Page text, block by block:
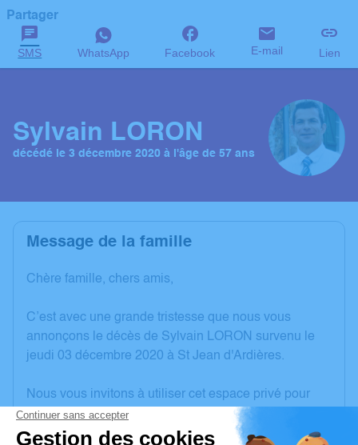
Partager
SMS WhatsApp Facebook E-mail Lien
Sylvain LORON
décédé le 3 décembre 2020 à l'âge de 57 ans
Message de la famille
Chère famille, chers amis,
C’est avec une grande tristesse que nous vous
annonçons le décès de Sylvain LORON survenu le
jeudi 03 décembre 2020 à St Jean d'Ardières.
Nous vous invitons à utiliser cet espace privé pour
laisser vos condoléances, partager des photos
souvenirs, une anecdote ou exprimer vos pensées à